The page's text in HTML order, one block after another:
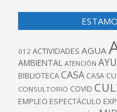
012 ACTIVIDADES AGUA
AMBIENTAL ATENCIÓN
BIBLIOTECACASA CASA
CONSULTORIO COVID
EMPLEO ESPECTÁCULO